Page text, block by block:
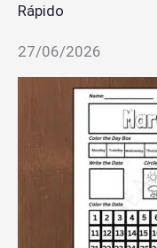
Rápido
27/06/2026